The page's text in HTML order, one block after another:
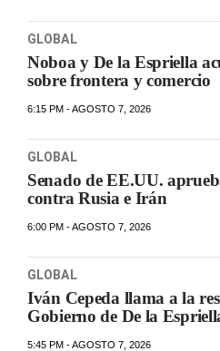
GLOBAL
Noboa y De la Espriella
sobre frontera y comercio
6:15 PM - AGOSTO 7, 2026
GLOBAL
Senado de EE.UU.
contra Rusia e Irán
6:00 PM - AGOSTO 7, 2026
GLOBAL
Iván Cepeda llama a la
Gobierno de De la
5:45 PM - AGOSTO 7, 2026